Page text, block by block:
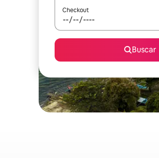
Checkout
Buscar